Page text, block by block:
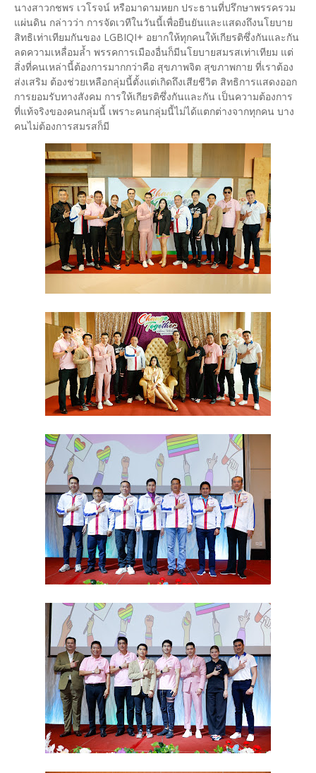
นางสาวกชพร เวโรจน์ หรือมาดามหยก ประธานที่ปรึกษาพรรครวม
แผ่นดิน กล่าวว่า การจัดเวทีในวันนี้เพื่อยืนยันและแสดงถึงนโยบาย
สิทธิเท่าเทียมกันของ LGBIQI+ อยากให้ทุกคนให้เกียรติซึ่งกันและกัน
ลดความเหลื่อมล้ำ พรรคการเมืองอื่นก็มีนโยบายสมรสเท่าเทียม แต่
สิ่งที่คนเหล่านี้ต้องการมากกว่าคือ สุขภาพจิต สุขภาพกาย ที่เราต้อง
ส่งเสริม ต้องช่วยเหลือกลุ่มนี้ตั้งแต่เกิดถึงเสียชีวิต สิทธิการแสดงออก
การยอมรับทางสังคม การให้เกียรติซึ่งกันและกัน เป็นความต้องการ
ที่แท้จริงของคนกลุ่มนี้ เพราะคนกลุ่มนี้ไม่ได้แตกต่างจากทุกคน บาง
คนไม่ต้องการสมรสก็มี